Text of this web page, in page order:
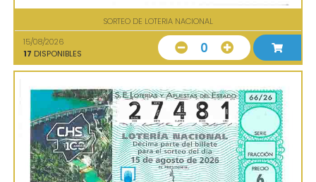
SORTEO DE LOTERIA NACIONAL
15/08/2026
17 DISPONIBLES 0